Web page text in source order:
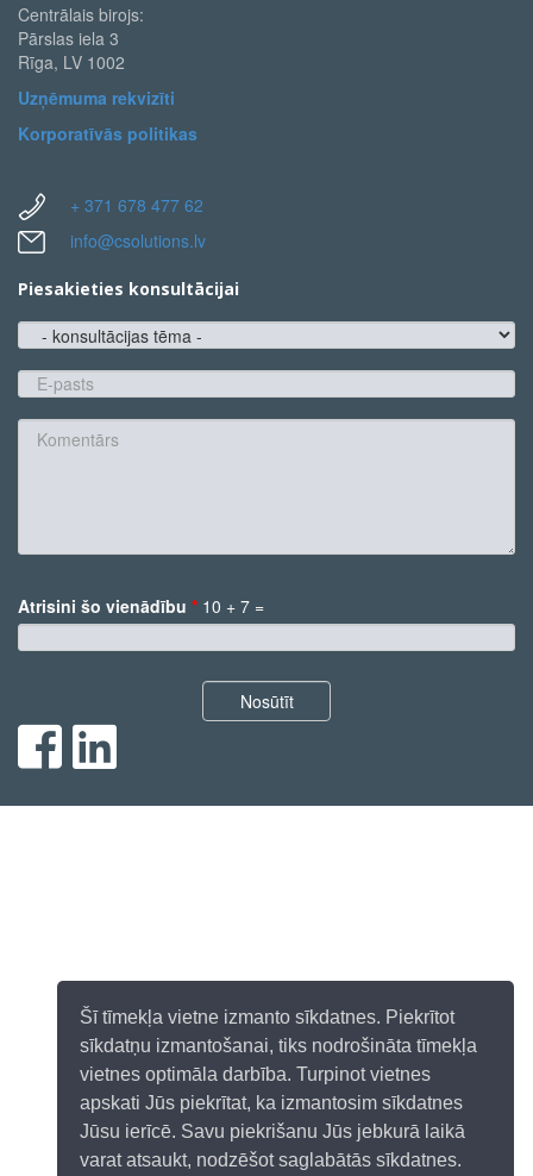
Šī tīmekļa vietne izmanto sīkdatnes. Piekrītot
sīkdatņu izmantošanai, tiks nodrošināta tīmekļa
vietnes optimāla darbība. Turpinot vietnes
apskati Jūs piekrītat, ka izmantosim sīkdatnes
Jūsu ierīcē. Savu piekrišanu Jūs jebkurā laikā
varat atsaukt, nodzēšot saglabātās sīkdatnes.
Centrālais birojs:
Pārslas iela 3
Rīga, LV 1002
Uzņēmuma rekvizīti
Korporatīvās politikas
+ 371 678 477 62
info@csolutions.lv
Piesakieties konsultācijai
konsultācijas
tēma
E-
pasts
*
Atrisini šo vienādību * 10 + 7 =
Nosūtīt